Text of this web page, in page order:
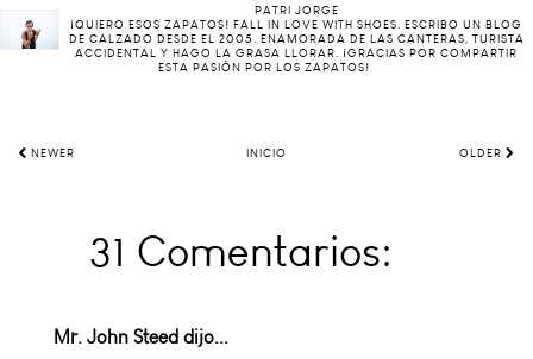
PATRI JORGE
¡QUIERO ESOS ZAPATOS! FALL IN LOVE WITH SHOES. ESCRIBO UN BLOG
DE CALZADO DESDE EL 2005. ENAMORADA DE LAS CANTERAS, TURISTA
ACCIDENTAL Y HAGO LA GRASA LLORAR. ¡GRACIAS POR COMPARTIR
ESTA PASIÓN POR LOS ZAPATOS!
NEWER INICIO OLDER
31 Comentarios:
Mr. John Steed dijo...